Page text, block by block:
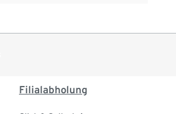
Filialabholung